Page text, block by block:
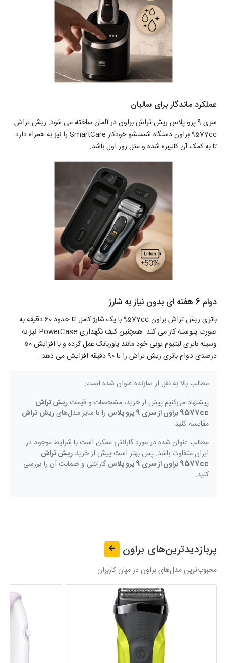
عملکرد ماندگار برای سالیان
سری 9 پرو پلاس ریش تراش براون در آلمان ساخته می شود. ریش تراش
9577cc براون دستگاه شستشو خودکار SmartCare را نیز به همراه دارد
تا به کمک آن کالیبره شده و مثل روز اول باشد.
دوام 6 هفته ای بدون نیاز به شارژ
باتری ریش تراش براون 9577cc با یک شارژ کامل تا حدود 60 دقیقه به
صورت پیوسته کار می کند. همچنین کیف نگهداری PowerCase نیز به
وسیله باتری لیتیوم یونی خود مانند پاوربانک عمل کرده و با افزایش 50
درصدی دوام باتری ریش تراش را تا 90 دقیقه افزایش می دهد.
مطالب بالا به نقل از سازنده عنوان شده است.
پیشنهاد می‌کنیم پیش از خرید، مشخصات و قیمتریش تراش
9577cc براون از سری 9 پرو پلاس
را با سایر مدل‌هایریش تراش
مقایسه کنید.
مطالب عنوان شده در مورد گارانتی ممکن است با شرایط موجود در
ایران متفاوت باشد. پس بهتر است پیش از خرید ریش تراش
9577cc براون از سری 9 پرو پلاس
گارانتی و ضمانت آن را بررسی
کنید.
پربازدیدترین‌های براون
محبوب‌ترین مدل‌های براون در میان کاربران